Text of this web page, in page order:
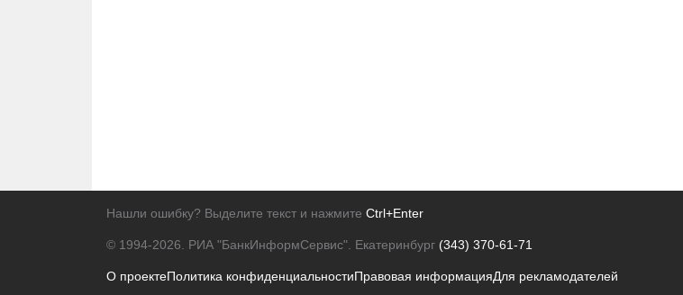
Нашли ошибку? Выделите текст и нажмите Ctrl+Enter
© 1994-2026. РИА "БанкИнформСервис". Екатеринбург (343) 370-61-71
О проектеПолитика конфиденциальностиПравовая информацияДля рекламодателей